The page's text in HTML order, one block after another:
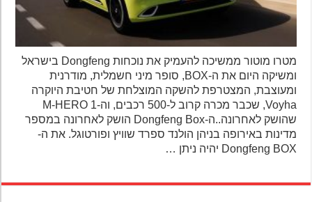
מטרו מוטור ממשיכה להעמיק את נוכחות Dongfeng בישראל
ומשיקה היום את ה-BOX, סופר מיני חשמלית, מודרנית
ומעוצבת, המצטרפת להשקה המוצלחת של חטיבת היוקרה
Voyha, שכבר מכרה קרוב ל-500 רכבים, וה-1 M-HERO
שהושק לאחרונה..ה-Dongfeng Box הושק לאחרונה במספר
מדינות באירופה בניהן הולנד ספרד שוויץ ופורטוגל. את ה-
Dongfeng BOX יהיה ניתן …